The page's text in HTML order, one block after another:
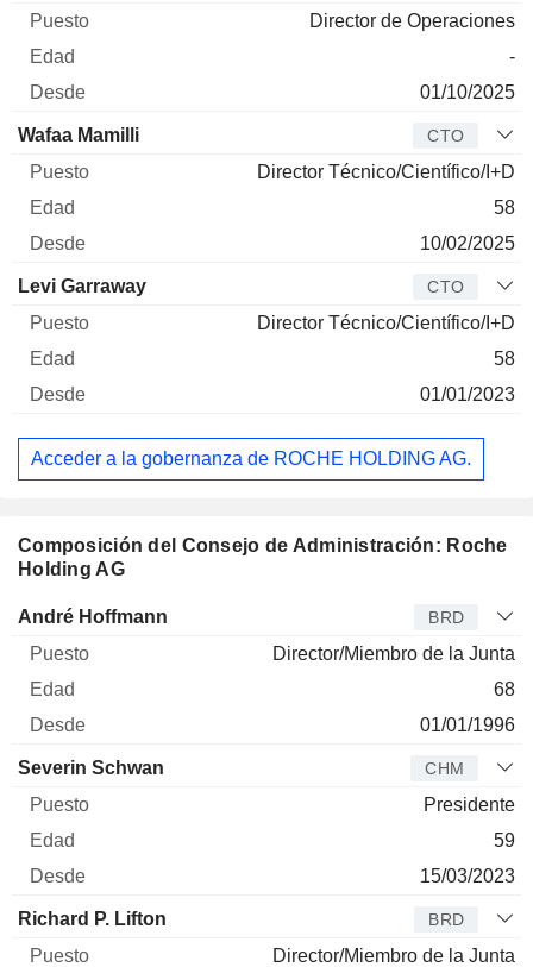
Director de Operaciones
-
01/10/2025
Wafaa Mamilli CTO
Director Técnico/Científico/I+D
58
10/02/2025
Levi Garraway CTO
Director Técnico/Científico/I+D
58
01/01/2023
Acceder a la gobernanza de ROCHE HOLDING AG.
Composición del Consejo de Administración: Roche
Holding AG
Administrador Puesto
André Hoffmann BRD
Director/Miembro de la Junta
68
01/01/1996
Severin Schwan CHM
Presidente
59
15/03/2023
Richard P. Lifton BRD
Director/Miembro de la Junta